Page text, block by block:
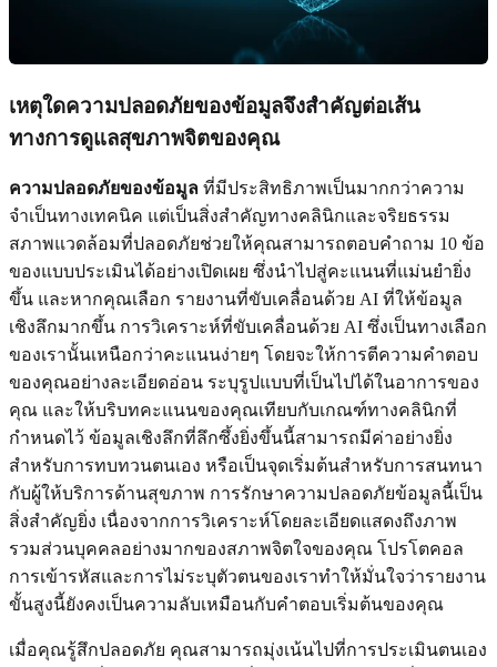
เหตุใดความปลอดภัยของข้อมูลจึงสำคัญต่อเส้น
ทางการดูแลสุขภาพจิตของคุณ
ความปลอดภัยของข้อมูล ที่มีประสิทธิภาพเป็นมากกว่าความ
จำเป็นทางเทคนิค แต่เป็นสิ่งสำคัญทางคลินิกและจริยธรรม
สภาพแวดล้อมที่ปลอดภัยช่วยให้คุณสามารถตอบคำถาม 10 ข้อ
ของแบบประเมินได้อย่างเปิดเผย ซึ่งนำไปสู่คะแนนที่แม่นยำยิ่ง
ขึ้น และหากคุณเลือก รายงานที่ขับเคลื่อนด้วย AI ที่ให้ข้อมูล
เชิงลึกมากขึ้น การวิเคราะห์ที่ขับเคลื่อนด้วย AI ซึ่งเป็นทางเลือก
ของเรานั้นเหนือกว่าคะแนนง่ายๆ โดยจะให้การตีความคำตอบ
ของคุณอย่างละเอียดอ่อน ระบุรูปแบบที่เป็นไปได้ในอาการของ
คุณ และให้บริบทคะแนนของคุณเทียบกับเกณฑ์ทางคลินิกที่
กำหนดไว้ ข้อมูลเชิงลึกที่ลึกซึ้งยิ่งขึ้นนี้สามารถมีค่าอย่างยิ่ง
สำหรับการทบทวนตนเอง หรือเป็นจุดเริ่มต้นสำหรับการสนทนา
กับผู้ให้บริการด้านสุขภาพ การรักษาความปลอดภัยข้อมูลนี้เป็น
สิ่งสำคัญยิ่ง เนื่องจากการวิเคราะห์โดยละเอียดแสดงถึงภาพ
รวมส่วนบุคคลอย่างมากของสภาพจิตใจของคุณ โปรโตคอล
การเข้ารหัสและการไม่ระบุตัวตนของเราทำให้มั่นใจว่ารายงาน
ขั้นสูงนี้ยังคงเป็นความลับเหมือนกับคำตอบเริ่มต้นของคุณ
เมื่อคุณรู้สึกปลอดภัย คุณสามารถมุ่งเน้นไปที่การประเมินตนเอง